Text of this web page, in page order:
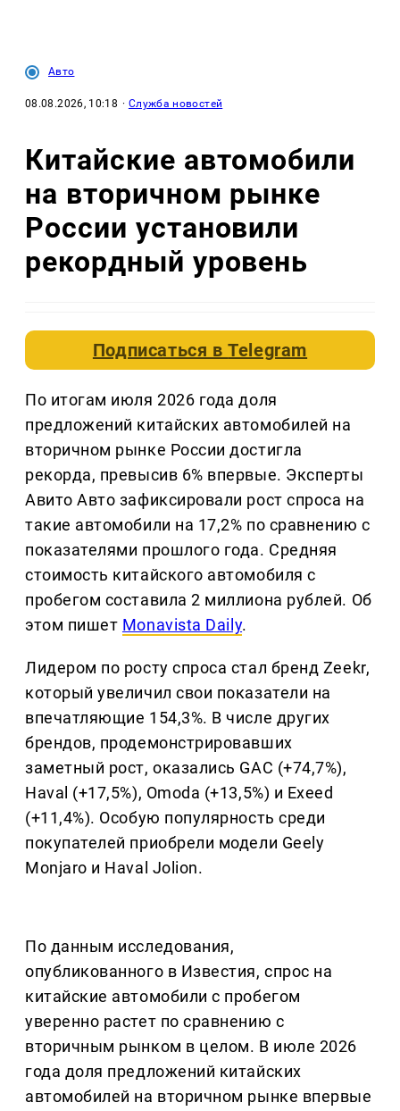
Авто
08.08.2026, 10:18 · Служба новостей
Китайские автомобили
на вторичном рынке
России установили
рекордный уровень
Подписаться вTelegram
По итогам июля 2026 года доля
предложений китайских автомобилей на
вторичном рынке России достигла
рекорда, превысив 6% впервые. Эксперты
Авито Авто зафиксировали рост спроса на
такие автомобили на 17,2% по сравнению с
показателями прошлого года. Средняя
стоимость китайского автомобиля с
пробегом составила 2 миллиона рублей. Об
этом пишет Monavista Daily.
Лидером по росту спроса стал бренд Zeekr,
который увеличил свои показатели на
впечатляющие 154,3%. В числе других
брендов, продемонстрировавших
заметный рост, оказались GAC (+74,7%),
Haval (+17,5%), Omoda (+13,5%) и Exeed
(+11,4%). Особую популярность среди
покупателей приобрели модели Geely
Monjaro и Haval Jolion.
По данным исследования,
опубликованного в Известия, спрос на
китайские автомобили с пробегом
уверенно растет по сравнению с
вторичным рынком в целом. В июле 2026
года доля предложений китайских
автомобилей на вторичном рынке впервые